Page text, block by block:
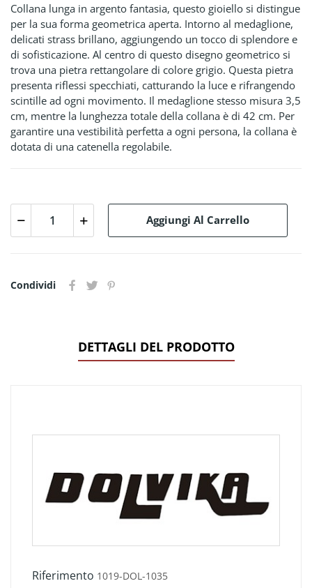
Collana lunga in argento fantasia, questo gioiello si distingue
per la sua forma geometrica aperta. Intorno al medaglione,
delicati strass brillano, aggiungendo un tocco di splendore e
di sofisticazione. Al centro di questo disegno geometrico si
trova una pietra rettangolare di colore grigio. Questa pietra
presenta riflessi specchiati, catturando la luce e rifrangendo
scintille ad ogni movimento. Il medaglione stesso misura 3,5
cm, mentre la lunghezza totale della collana è di 42 cm. Per
garantire una vestibilità perfetta a ogni persona, la collana è
dotata di una catenella regolabile.
Aggiungi Al Carrello
Condividi
DETTAGLI DEL PRODOTTO
Riferimento 1019-DOL-1035